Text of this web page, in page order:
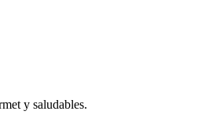
y saludables.